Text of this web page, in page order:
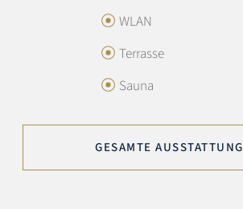
WLAN
Terrasse
Sauna
GESAMTE AUSSTATTUNG
4.1
Sotheby’s Service:4.6
Exzellent